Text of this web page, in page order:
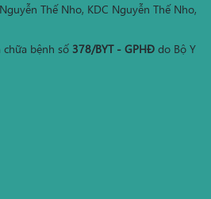
Thế Nho, KDC Nguyễn Thế Nho,
bệnh số 378/BYT - GPHĐ do Bộ Y